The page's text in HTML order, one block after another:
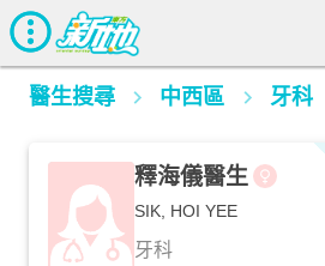
醫生搜尋 中西區 牙科
釋海儀醫生
SIK, HOI YEE
牙科